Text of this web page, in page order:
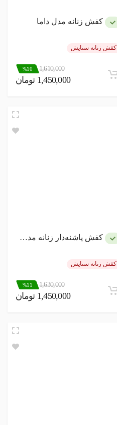
کفش زنانه مدل داما
کفش زنانه ستایش
1,610,000
%10
1,450,000 تومان
کفش پاشنه‌دار زنانه مدل صکالو
کفش زنانه ستایش
1,630,000
%11
1,450,000 تومان